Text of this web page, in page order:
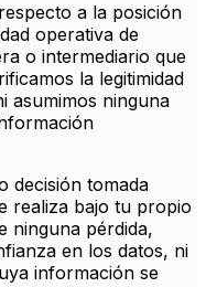
a la posición
operativa de
o intermediario que
la legitimidad
asumimos ninguna
decisión tomada
realiza bajo tu propio
ninguna pérdida,
en los datos, ni
información se